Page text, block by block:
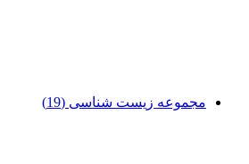
مجموعه زیست شناسی (19)